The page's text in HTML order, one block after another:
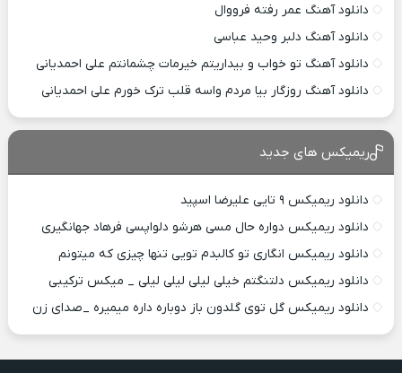
دانلود آهنگ عمر رفته فرووال
دانلود آهنگ دلبر وحید عباسی
دانلود آهنگ تو خواب و بیداریتم خیرمات چشمانتم علی احمدیانی
دانلود آهنگ روزگار بیا مردم واسه قلب ترک خورم علی احمدیانی
ریمیکس های جدید
دانلود ریمیکس ۹ تایی علیرضا اسپید
دانلود ریمیکس دواره حال مسی هرشو دلواپسی فرهاد جهانگیری
دانلود ریمیکس انگاری تو کالبدم تویی تنها چیزی که میتونم
دانلود ریمیکس دلتنگتم خیلی لیلی لیلی لیلی _ میکس ترکیبی
دانلود ریمیکس گل توی گلدون باز دوباره داره میمیره _صدای زن